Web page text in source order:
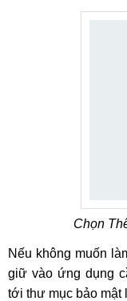
Chọn
Nếu không muốn
giữ vào ứng dụng
tới thư mục bảo mật